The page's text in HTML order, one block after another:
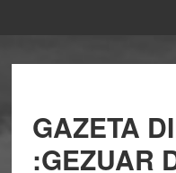
GAZETA
:GEZUAR